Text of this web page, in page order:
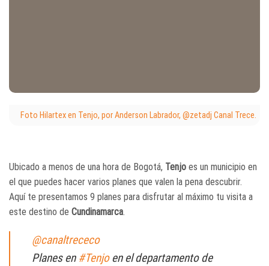
Foto Hilartex en Tenjo, por Anderson Labrador, @zetadj Canal Trece.
Ubicado a menos de una hora de Bogotá, Tenjo es un municipio en
el que puedes hacer varios planes que valen la pena descubrir.
Aquí te presentamos 9 planes para disfrutar al máximo tu visita a
este destino de Cundinamarca.
@canaltrececo
Planes en #Tenjoen el departamento de